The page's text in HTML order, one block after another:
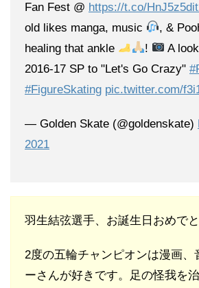
Fan Fest @ https://t.co/
old likes manga, music
, &
healing that ankle
!
A
2016-17 SP to "Let's Go Crazy"
#FigureSkating pic.twitter.com/
— Golden Skate (@goldenskate)
2021
羽生結弦選手、お誕生日おめで
2度の五輪チャンピオンは漫画、
ーさんが好きです。足の怪我を